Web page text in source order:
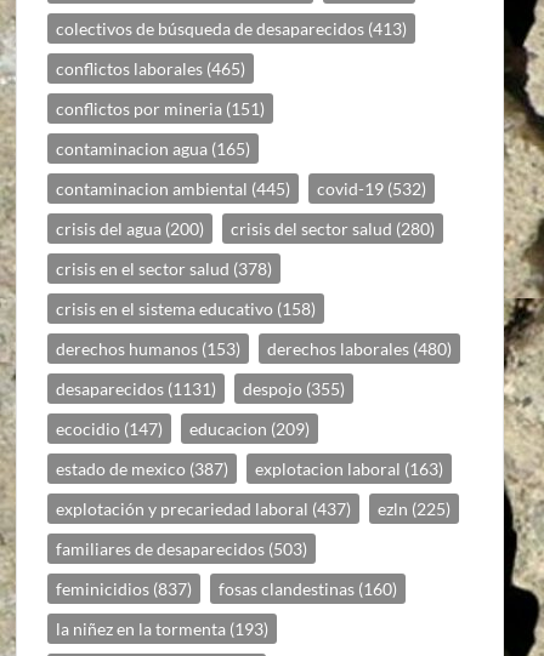
colectivos de búsqueda de desaparecidos (413)
conflictos laborales (465)
conflictos por mineria (151)
contaminacion agua (165)
contaminacion ambiental (445) covid-19 (532)
crisis del agua (200) crisis del sector salud (280)
crisis en el sector salud (378)
crisis en el sistema educativo (158)
derechos humanos (153) derechos laborales (480)
desaparecidos (1131) despojo (355)
ecocidio (147) educacion (209)
estado de mexico (387) explotacion laboral (163)
explotación y precariedad laboral (437) ezln (225)
familiares de desaparecidos (503)
feminicidios (837) fosas clandestinas (160)
la niñez en la tormenta (193)